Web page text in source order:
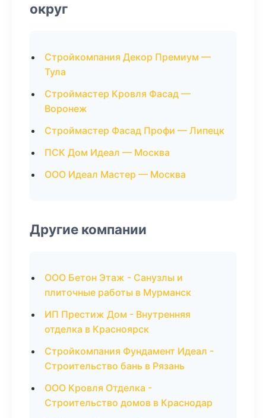
округ
Стройкомпания Декор Премиум —
Тула
Строймастер Кровля Фасад —
Воронеж
Строймастер Фасад Профи — Липецк
ПСК Дом Идеал — Москва
ООО Идеал Мастер — Москва
Другие компании
ООО Бетон Этаж - Санузлы и
плиточные работы в Мурманск
ИП Престиж Дом - Внутренняя
отделка в Красноярск
Стройкомпания Фундамент Идеал -
Строительство бань в Рязань
ООО Кровля Отделка -
Строительство домов в Краснодар